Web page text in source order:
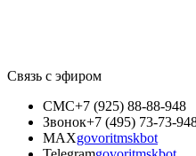
Связь с эфиром
СМС+7 (925) 88-88-948
Звонок+7 (495) 73-73-
MAXgovoritmskbot